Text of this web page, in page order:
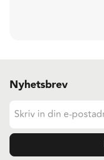
Nyhetsbrev